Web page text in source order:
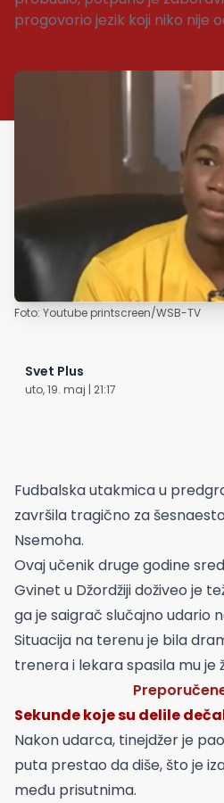
progovorio jezik koji niko nije
Foto: Youtube printscreen/WSB-TV
Svet Plus
uto, 19. maj | 21:17
Fudbalska utakmica u
završila tragično za
Nsemoha.
Ovaj učenik druge godine
Gvinet u Džordžiji doživeo je
ga je saigrač slučajno udario
Situacija na terenu je bila
trenera i lekara spasila mu je
Sekunde koje su delile
Nakon udarca, tinejdžer je
puta prestao da diše, što je
među prisutnima.